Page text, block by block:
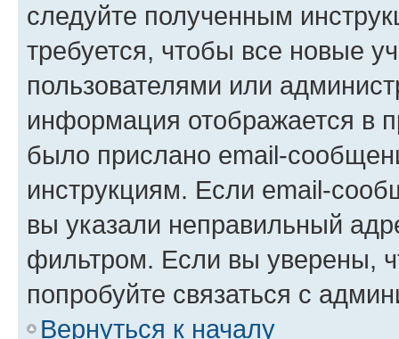
следуйте полученным
требуется, чтобы все новые
пользователями или
информация отображается в
было прислано email-
инструкциям. Если email-
вы указали неправильный
фильтром. Если вы уверены,
попробуйте связаться с
Вернуться к началу